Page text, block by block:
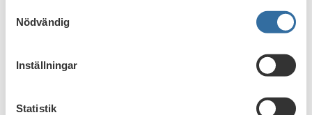
Nödvändig
Inställningar
Statistik